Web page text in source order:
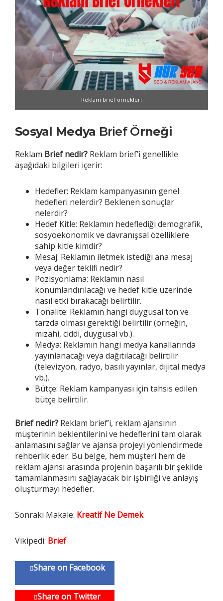
Reklam brief örnekleri
Sosyal Medya Brief Örneği
Reklam Brief nedir? Reklam brief’i genellikle
aşağıdaki bilgileri içerir:
Hedefler: Reklam kampanyasının genel
hedefleri nelerdir? Beklenen sonuçlar
nelerdir?
Hedef Kitle: Reklamın hedeflediği demografik,
sosyoekonomik ve davranışsal özelliklere
sahip kitle kimdir?
Mesaj: Reklamın iletmek istediği ana mesaj
veya değer teklifi nedir?
Pozisyonlama: Reklamın nasıl
konumlandırılacağı ve hedef kitle üzerinde
nasıl etki bırakacağı belirtilir.
Tonalite: Reklamın hangi duygusal ton ve
tarzda olması gerektiği belirtilir (örneğin,
mizahi, ciddi, duygusal vb.).
Medya: Reklamın hangi medya kanallarında
yayınlanacağı veya dağıtılacağı belirtilir
(televizyon, radyo, basılı yayınlar, dijital medya
vb.).
Bütçe: Reklam kampanyası için tahsis edilen
bütçe belirtilir.
Brief nedir? Reklam brief’i, reklam ajansının
müşterinin beklentilerini ve hedeflerini tam olarak
anlamasını sağlar ve ajansa projeyi yönlendirmede
rehberlik eder. Bu belge, hem müşteri hem de
reklam ajansı arasında projenin başarılı bir şekilde
tamamlanmasını sağlayacak bir işbirliği ve anlayış
oluşturmayı hedefler.
Sonraki Makale: Kreatif Ne Demek
Vikipedi: Brief
Share on Facebook
Share on Twitter